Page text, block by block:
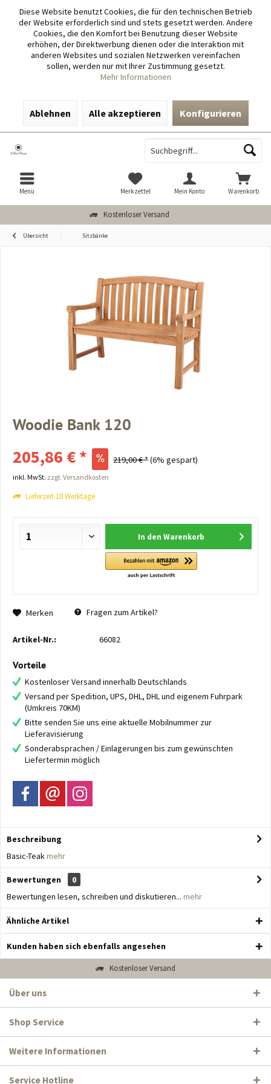
Diese Website benutzt Cookies, die für den technischen Betrieb
der Website erforderlich sind und stets gesetzt werden. Andere
Cookies, die den Komfort bei Benutzung dieser Website
erhöhen, der Direktwerbung dienen oder die Interaktion mit
anderen Websites und sozialen Netzwerken vereinfachen
sollen, werden nur mit Ihrer Zustimmung gesetzt.
Mehr Informationen
Ablehnen Alle akzeptieren Konfigurieren
Kostenloser Versand
Menü Warenkorb
Merkzettel Mein Konto
Übersicht Sitzbänke
Woodie Bank 120
205,86 € * 219,00 € *(6% gespart)
inkl. MwSt. zzgl. Versandkosten
Lieferzeit 10 Werktage
In den Warenkorb
Merken Fragen zum Artikel?
Artikel-Nr.: 66082
Vorteile
Kostenloser Versand innerhalb Deutschlands
Versand per Spedition, UPS, DHL, DHL und eigenem Fuhrpark
(Umkreis 70KM)
Bitte senden Sie uns eine aktuelle Mobilnummer zur
Lieferavisierung
Sonderabsprachen / Einlagerungen bis zum gewünschten
Liefertermin möglich
Beschreibung
Basic-Teakmehr
Bewertungen
0
Bewertungen lesen, schreiben und diskutieren... mehr
Ähnliche Artikel
Kunden haben sich ebenfalls angesehen
Kostenloser Versand
Über uns
Shop Service
Weitere Informationen
Service Hotline